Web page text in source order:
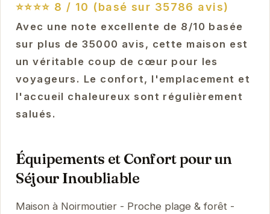
⭐⭐⭐⭐ 8 / 10 (basé sur 35786 avis)
Avec une note excellente de 8/10 basée
sur plus de 35000 avis, cette maison est
un véritable coup de cœur pour les
voyageurs. Le confort, l'emplacement et
l'accueil chaleureux sont régulièrement
salués.
Équipements et Confort pour un
Séjour Inoubliable
Maison à Noirmoutier - Proche plage & forêt -